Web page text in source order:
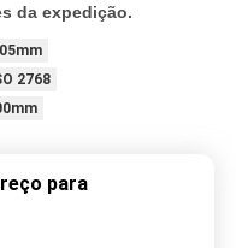
da expedição.
2768
para